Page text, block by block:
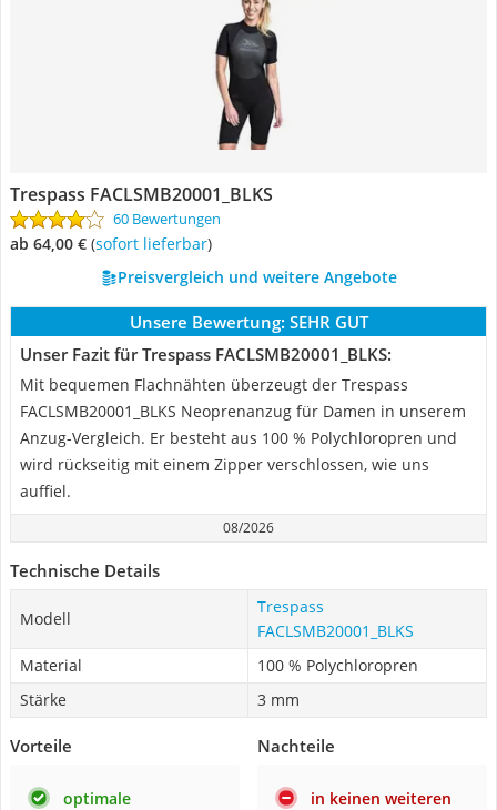
Trespass FACLSMB20001_BLKS
60 Bewertungen
ab 64,00 € ( Sofort lieferbar)
Preisvergleich und weitere Angebote
Unsere Bewertung: SEHR GUT
Unser Fazit für Trespass FACLSMB20001_BLKS:
Mit bequemen Flachnähten überzeugt der Trespass
FACLSMB20001_BLKS Neoprenanzug für Damen in unserem
Anzug-Vergleich. Er besteht aus ‎100 % Polychloropren und
wird rückseitig mit einem Zipper verschlossen, wie uns
auffiel.
08/2026
Technische Details
Modell
Trespass
FACLSMB20001_BLKS
Material
‎100 % Polychloropren
Stärke
3 mm
Vorteile
optimale
Nachteile
in keinen weiteren